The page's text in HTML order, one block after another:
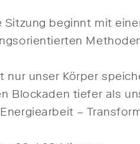
Sitzung beginnt mit
nur unser Körper
Blockaden tiefer als
–